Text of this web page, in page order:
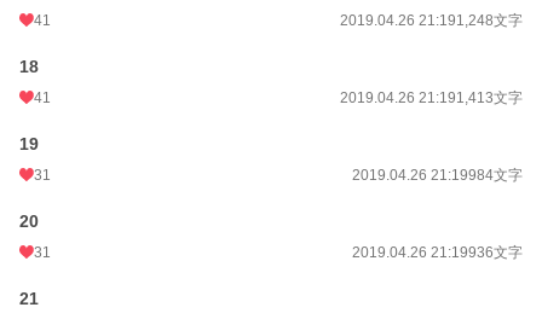
41 2019.04.26 21:191,248文字
18
41 2019.04.26 21:191,413文字
19
31 2019.04.26 21:19984文字
20
31 2019.04.26 21:19936文字
21